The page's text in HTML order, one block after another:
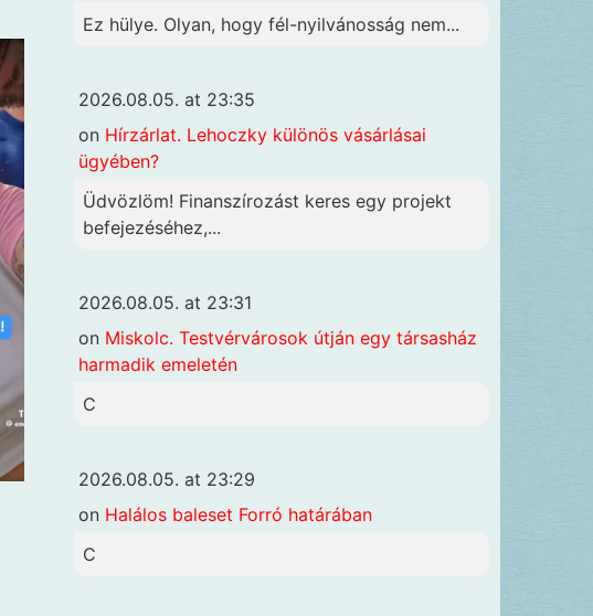
Ez hülye. Olyan, hogy fél-nyilvánosság nem...
2026.08.05. at 23:35
on Hírzárlat. Lehoczky különös vásárlásai
ügyében?
Üdvözlöm! Finanszírozást keres egy projekt
befejezéséhez,...
2026.08.05. at 23:31
on Miskolc. Testvérvárosok útján egy társasház
harmadik emeletén
C
2026.08.05. at 23:29
on Halálos baleset Forró határában
C